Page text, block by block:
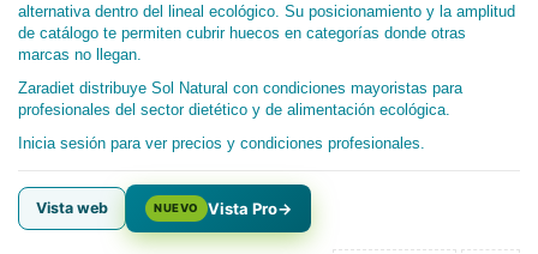
alternativa dentro del lineal ecológico. Su posicionamiento y la amplitud
de catálogo te permiten cubrir huecos en categorías donde otras
marcas no llegan.
Zaradiet distribuye Sol Natural con condiciones mayoristas para
profesionales del sector dietético y de alimentación ecológica.
Inicia sesión para ver precios y condiciones profesionales.
Vista web NUEVO Vista Pro→